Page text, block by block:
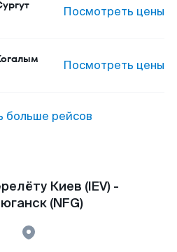
Посмотреть цены
Посмотреть цены
больше рейсов
Киев (IEV) -
(NFG)